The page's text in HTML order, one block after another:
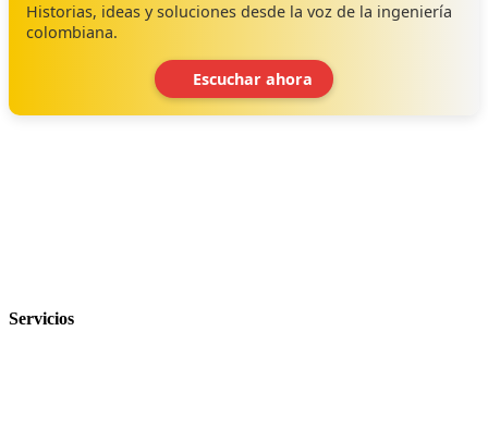
Historias, ideas y soluciones desde la voz de la ingeniería
colombiana.
Escuchar ahora
Servicios